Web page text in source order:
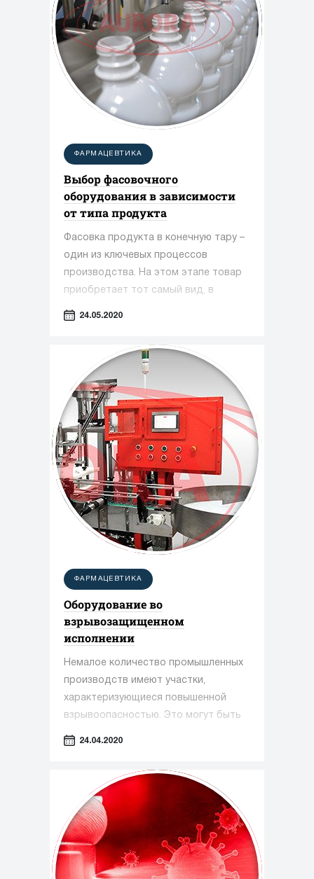
ФАРМАЦЕВТИКА
Выбор фасовочного
оборудования в зависимости
от типа продукта
Фасовка продукта в конечную тару –
один из ключевых процессов
производства. На этом этапе товар
приобретает тот самый вид, в
котором он поступит к потребителю.
фасовка осуществляется при
помощи специализированных
дозирующих установок, которые
имеют различные конструктивные и
функциональные особенности. Как
особенности фасуемой среды
влияют на выбор дозатора? Мы
составили обзор различных типов
фасовочных машин производства
нашей компании, которые
применяются для работы с
определенными видами продуктов.
24.05.2020
ФАРМАЦЕВТИКА
Оборудование во
взрывозащищенном
исполнении
Немалое количество промышленных
производств имеют участки,
характеризующиеся повышенной
взрывоопасностью. Это могут быть
зоны с разнообразными парами,
концентрация которых может
привести к возникновению взрыва.
Риск возникновения такой угрозы
возрастает при авариях, нарушениях
стабильности работы узлов или при
наличии отклонений в показаниях
приборов от заданных параметров.
24.04.2020